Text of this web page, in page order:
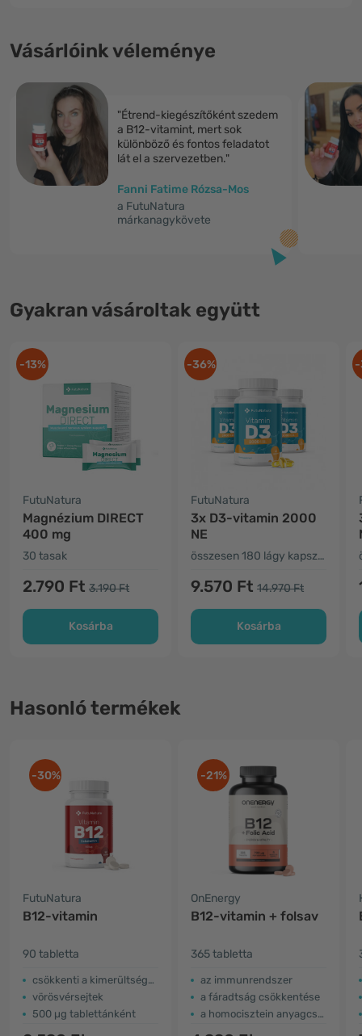
Vásárlóink véleménye
"Étrend-kiegészítőként szedem
a B12-vitamint, mert sok
különböző és fontos feladatot
lát el a szervezetben."
Fanni Fatime Rózsa-Mos
a FutuNatura
márkanagykövete
Gyakran vásároltak együtt
-13%
FutuNatura
Magnézium DIRECT
400 mg
30 tasak
2.790 Ft 3.190 Ft
Kosárba
-36%
FutuNatura
3x D3-vitamin 2000
NE
összesen 180 lágy kapszula
9.570 Ft 14.970 Ft
Kosárba
-
Hasonló termékek
-30%
FutuNatura
B12-vitamin
90 tabletta
csökkenti a kimerültséget és fáradtságot
vörösvérsejtek
500 µg tablettánként
-21%
OnEnergy
B12-vitamin + folsav
365 tabletta
az immunrendszer
a fáradtság csökkentése
a homocisztein anyagcseréje